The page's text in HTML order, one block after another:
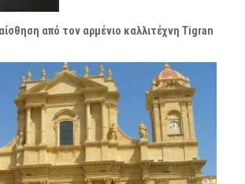
από τον αρμένιο καλλιτέχνη Tigran